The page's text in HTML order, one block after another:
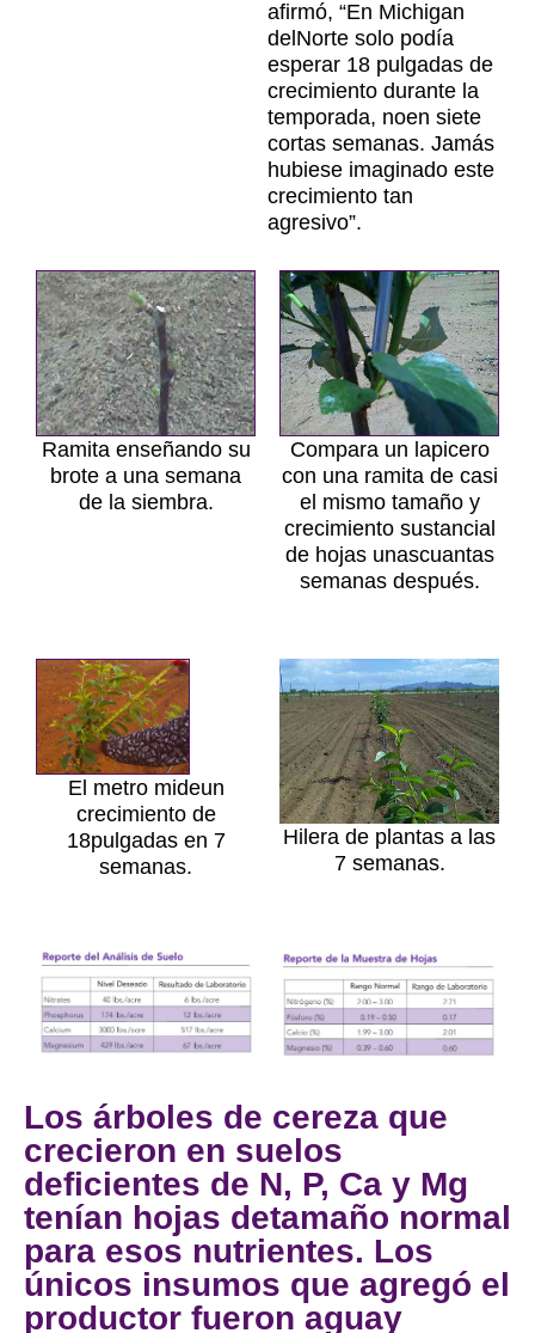
afirmó, “En Michigan
delNorte solo podía
esperar 18 pulgadas de
crecimiento durante la
temporada, noen siete
cortas semanas. Jamás
hubiese imaginado este
crecimiento tan
agresivo”.
Ramita enseñando su
brote a una semana
de la siembra.
Compara un lapicero
con una ramita de casi
el mismo tamaño y
crecimiento sustancial
de hojas unascuantas
semanas después.
El metro mideun
crecimiento de
18pulgadas en 7
semanas.
Hilera de plantas a las
7 semanas.
Los árboles de cereza que
crecieron en suelos
deficientes de N, P, Ca y Mg
tenían hojas detamaño normal
para esos nutrientes. Los
únicos insumos que agregó el
productor fueron aguay